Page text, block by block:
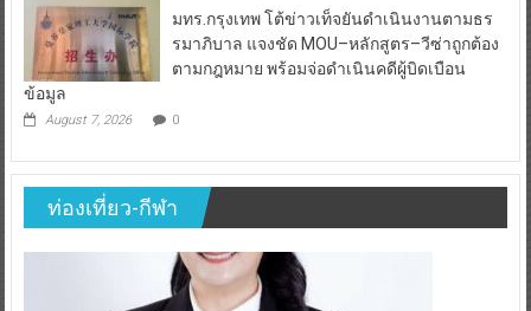
มทร.กรุงเทพ โต้ข่าวเท็จยันดำเนินงานตามธร
รมาภิบาล แจงชัด MOU–หลักสูตร–วีซ่าถูกต้อง
ตามกฎหมาย พร้อมจ่อดำเนินคดีผู้บิดเบือน
ข้อมูล
August 7, 2026 0
ท่องเที่ยว-กีฬา